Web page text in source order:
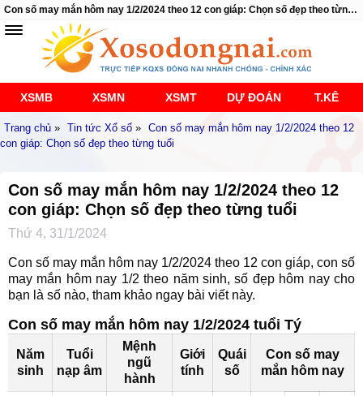
Con số may mắn hôm nay 1/2/2024 theo 12 con giáp: Chọn số đẹp theo từng tuổi
XSMB XSMN XSMT DỰ ĐOÁN T.KÊ
Trang chủ » Tin tức Xổ số » Con số may mắn hôm nay 1/2/2024 theo 12
con giáp: Chọn số đẹp theo từng tuổi
Con số may mắn hôm nay 1/2/2024 theo 12
con giáp: Chọn số đẹp theo từng tuổi
Thứ 4, 31/1/2024
Con số may mắn hôm nay 1/2/2024 theo 12 con giáp, con số
may mắn hôm nay 1/2 theo năm sinh, số đẹp hôm nay cho
bạn là số nào, tham khảo ngay bài viết này.
Con số may mắn hôm nay 1/2/2024 tuổi Tý
Năm
sinh
Tuổi
nạp âm
Mệnh
ngũ
hành
Giới
tính
Quái
số
Con số may
mắn hôm nay